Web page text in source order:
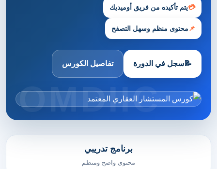
💳يتم تأكيده من فريق أوميديك
📌محتوى منظم وسهل التصفح
📝سجل في الدورة تفاصيل الكورس
برنامج تدريبي
محتوى واضح ومنظم